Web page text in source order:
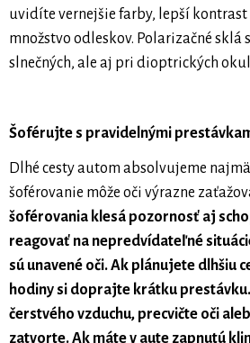
uvidíte vernejšie farby, lepší kontrast
množstvo odleskov. Polarizačné sklá
slnečných, ale aj pri dioptrických
Šoférujte s pravidelnými
Dlhé cesty autom absolvujeme
šoférovanie môže oči výrazne
šoférovania klesá pozornosť aj
reagovať na nepredvídateľné
sú unavené oči. Ak plánujete dlhšiu
hodiny si doprajte krátku
čerstvého vzduchu, precvičte oči
zatvorte. Ak máte v aute zapnutú